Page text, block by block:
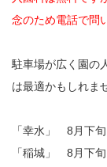
念のため電話で問
駐車場が広く園の
は最適かもしれま
「幸水」 8月下旬
「稲城」 8月下旬